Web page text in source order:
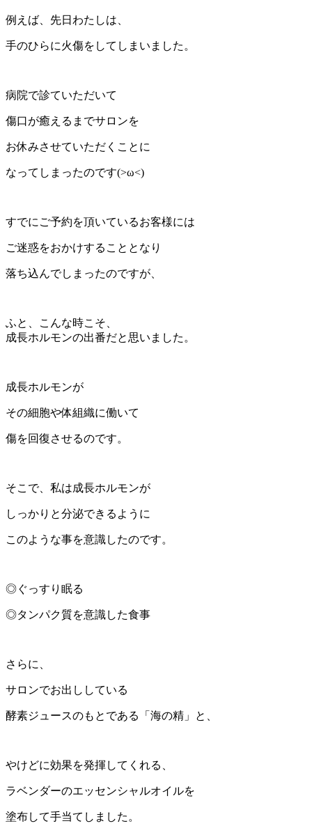
例えば、先日わたしは、
手のひらに火傷をしてしまいました。
病院で診ていただいて
傷口が癒えるまでサロンを
お休みさせていただくことに
なってしまったのです(>ω<)
すでにご予約を頂いているお客様には
ご迷惑をおかけすることとなり
落ち込んでしまったのですが、
ふと、こんな時こそ、
成長ホルモンの出番だと思いました。
成長ホルモンが
その細胞や体組織に働いて
傷を回復させるのです。
そこで、私は成長ホルモンが
しっかりと分泌できるように
このような事を意識したのです。
◎ぐっすり眠る
◎タンパク質を意識した食事
さらに、
サロンでお出ししている
酵素ジュースのもとである「海の精」と、
やけどに効果を発揮してくれる、
ラベンダーのエッセンシャルオイルを
塗布して手当てしました。